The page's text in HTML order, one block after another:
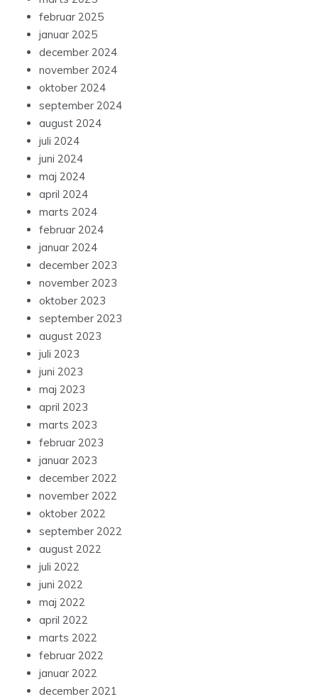
februar 2025
januar 2025
december 2024
november 2024
oktober 2024
september 2024
august 2024
juli 2024
juni 2024
maj 2024
april 2024
marts 2024
februar 2024
januar 2024
december 2023
november 2023
oktober 2023
september 2023
august 2023
juli 2023
juni 2023
maj 2023
april 2023
marts 2023
februar 2023
januar 2023
december 2022
november 2022
oktober 2022
september 2022
august 2022
juli 2022
juni 2022
maj 2022
april 2022
marts 2022
februar 2022
januar 2022
december 2021